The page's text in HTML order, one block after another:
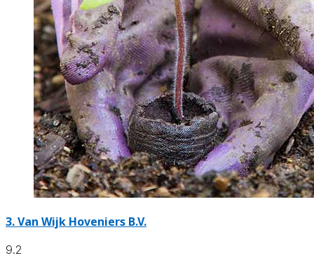
3.Van Wijk Hoveniers B.V.
9.2